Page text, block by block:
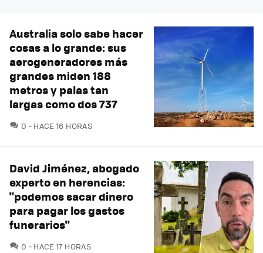
Australia solo sabe hacer
cosas a lo grande: sus
aerogeneradores más
grandes miden 188
metros y palas tan
largas como dos 737
0 COMENTARIOS
HACE 16 HORAS
David Jiménez, abogado
experto en herencias:
"podemos sacar dinero
para pagar los gastos
funerarios"
0 COMENTARIOS
HACE 17 HORAS